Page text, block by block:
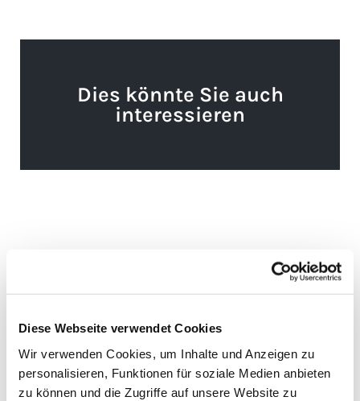
Diese Webseite verwendet Cookies
Wir verwenden Cookies, um Inhalte und Anzeigen zu
personalisieren, Funktionen für soziale Medien anbieten
zu können und die Zugriffe auf unsere Website zu
Dies könnte Sie auch
interessieren